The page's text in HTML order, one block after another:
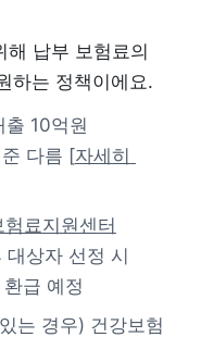
해 납부 보험료의
하는 정책이에요.
10억원
다름 [자세히
료지원센터
상자 선정 시
급 예정
는 경우) 건강보험